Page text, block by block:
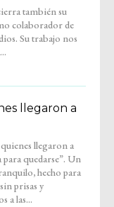
llegaron a
a las...